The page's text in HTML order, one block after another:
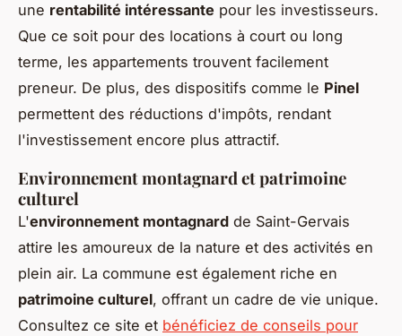
une rentabilité intéressante pour les investisseurs.
Que ce soit pour des locations à court ou long
terme, les appartements trouvent facilement
preneur. De plus, des dispositifs comme le Pinel
permettent des réductions d'impôts, rendant
l'investissement encore plus attractif.
Environnement montagnard et patrimoine
culturel
L'environnement montagnard de Saint-Gervais
attire les amoureux de la nature et des activités en
plein air. La commune est également riche en
patrimoine culturel, offrant un cadre de vie unique.
Consultez ce site et bénéficiez de conseils pour